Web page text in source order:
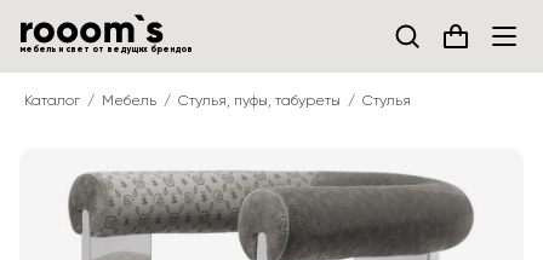
мебель и свет от ведущих брендов
Каталог Мебель Стулья, пуфы, табуреты Стулья